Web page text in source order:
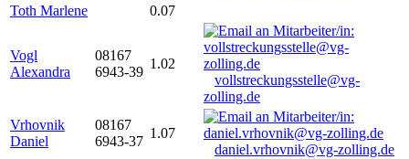
Toth Marlene
0.07
Vogl
Alexandra
08167
6943-39
1.02
vollstreckungsstelle@vg-
zolling.de
Vrhovnik
Daniel
08167
6943-37
1.07
daniel.vrhovnik@vg-zolling.de